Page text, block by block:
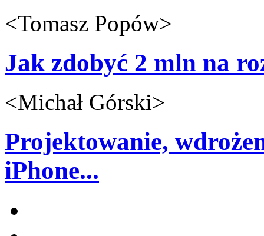
<Tomasz Popów>
Jak zdobyć 2 mln na
<Michał Górski>
Projektowanie,
iPhone...